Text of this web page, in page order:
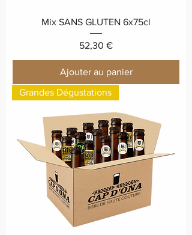
Mix SANS GLUTEN 6x75cl
Prix
52,30 €
Ajouter au panier
Grandes Dégustations